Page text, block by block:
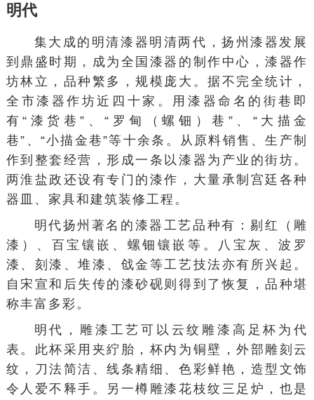
明代
集大成的明清漆器明清两代，扬州漆器发展
到鼎盛时期，成为全国漆器的制作中心，漆器作
坊林立，品种繁多，规模庞大。据不完全统计，
全市漆器作坊近四十家。用漆器命名的街巷即
有“漆货巷”、“罗甸（螺钿）巷”、“大描金
巷”、“小描金巷”等十余条。从原料销售、生产制
作到整套经营，形成一条以漆器为产业的街坊。
两淮盐政还设有专门的漆作，大量承制宫廷各种
器皿、家具和建筑装修工程。
明代扬州著名的漆器工艺品种有：剔红（雕
漆）、百宝镶嵌、螺钿镶嵌等。八宝灰、波罗
漆、刻漆、堆漆、戗金等工艺技法亦有所兴起。
自宋宣和后失传的漆砂砚则得到了恢复，品种堪
称丰富多彩。
明代，雕漆工艺可以云纹雕漆高足杯为代
表。此杯采用夹紵胎，杯内为铜壁，外部雕刻云
纹，刀法简洁、线条精细、色彩鲜艳，造型文饰
令人爱不释手。另一樽雕漆花枝纹三足炉，也是